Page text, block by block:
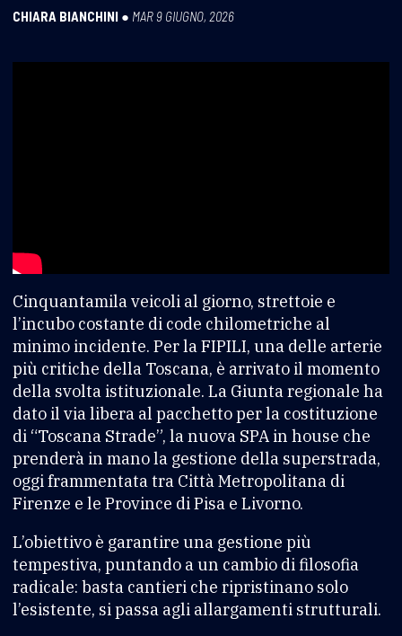
CHIARA BIANCHINI ● MAR 9 GIUGNO, 2026
Cinquantamila veicoli al giorno, strettoie e
l’incubo costante di code chilometriche al
minimo incidente. Per la FIPILI, una delle arterie
più critiche della Toscana, è arrivato il momento
della svolta istituzionale. La Giunta regionale ha
dato il via libera al pacchetto per la costituzione
di “Toscana Strade”, la nuova SPA in house che
prenderà in mano la gestione della superstrada,
oggi frammentata tra Città Metropolitana di
Firenze e le Province di Pisa e Livorno.
L’obiettivo è garantire una gestione più
tempestiva, puntando a un cambio di filosofia
radicale: basta cantieri che ripristinano solo
l’esistente, si passa agli allargamenti strutturali.